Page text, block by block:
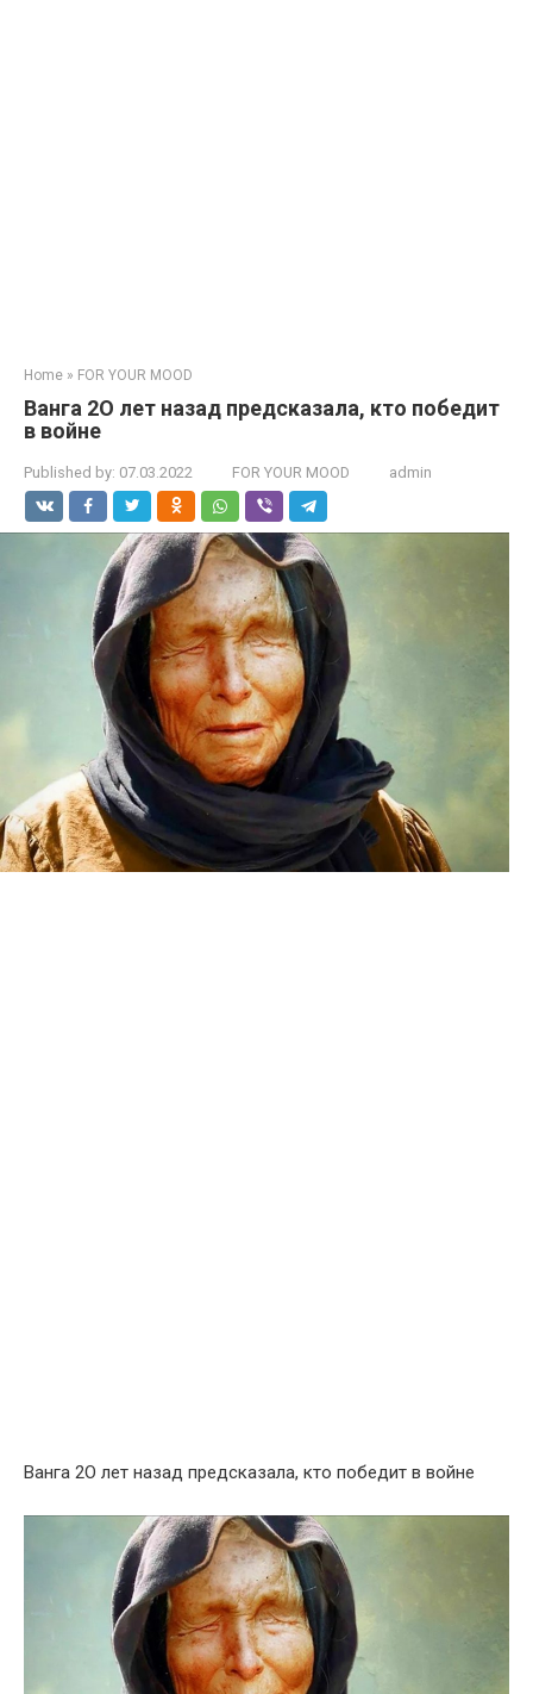
Home » FOR YOUR MOOD
Ванга 2О лет назад предсказала, кто победит
в войне
Published by: 07.03.2022 FOR YOUR MOOD admin
Ванга 2О лет назад предсказала, кто победит в войне